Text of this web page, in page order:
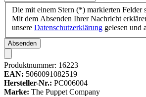
Die mit einem Stern (*) markierten Felder
Mit dem Absenden Ihrer Nachricht
unsere Datenschutzerklärung gelesen und
Absenden
Produktnummer: 16223
EAN: 5060091082519
Hersteller-Nr.: PC006004
Marke: The Puppet Company